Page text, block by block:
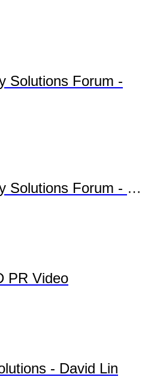
Solutions Forum -
Forum - Future Technology
PR Video
- David Lin